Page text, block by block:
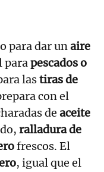
para dar unaire
parapescados o
lastiras de
con el
de aceite
ralladura de
frescos. El
, igual que el